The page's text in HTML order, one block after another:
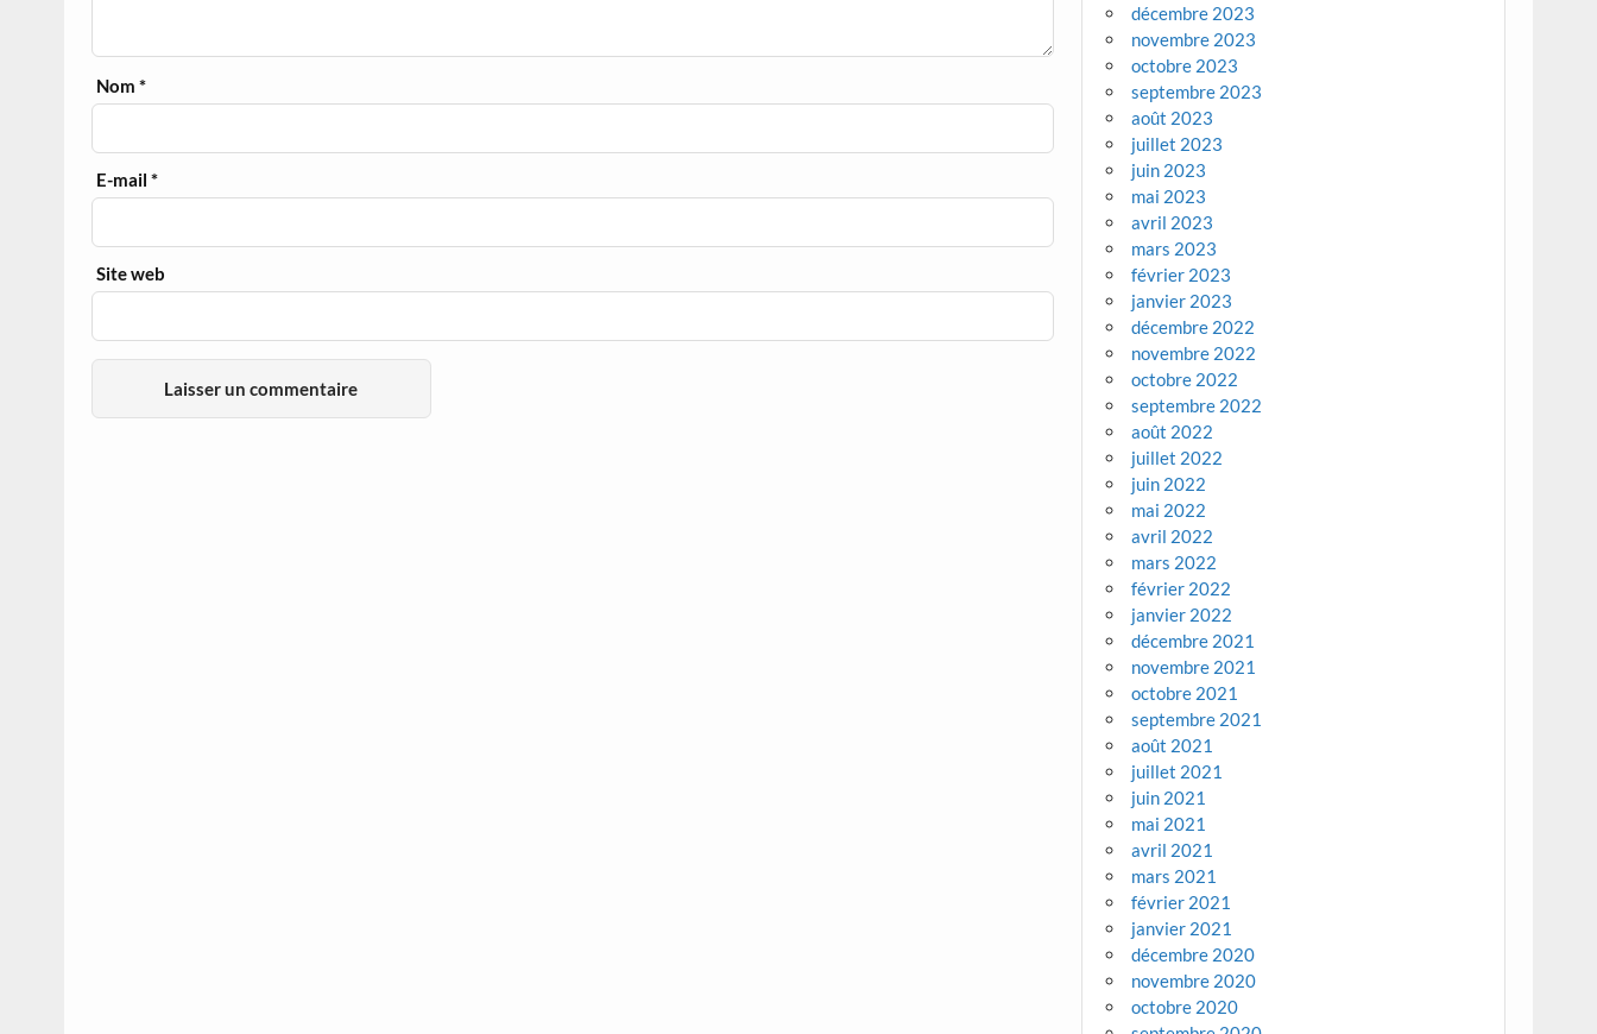
Nom*
E-mail*
Site web
décembre 2023
novembre 2023
octobre 2023
septembre 2023
août 2023
juillet 2023
juin 2023
mai 2023
avril 2023
mars 2023
février 2023
janvier 2023
décembre 2022
novembre 2022
octobre 2022
septembre 2022
août 2022
juillet 2022
juin 2022
mai 2022
avril 2022
mars 2022
février 2022
janvier 2022
décembre 2021
novembre 2021
octobre 2021
septembre 2021
août 2021
juillet 2021
juin 2021
mai 2021
avril 2021
mars 2021
février 2021
janvier 2021
décembre 2020
novembre 2020
octobre 2020